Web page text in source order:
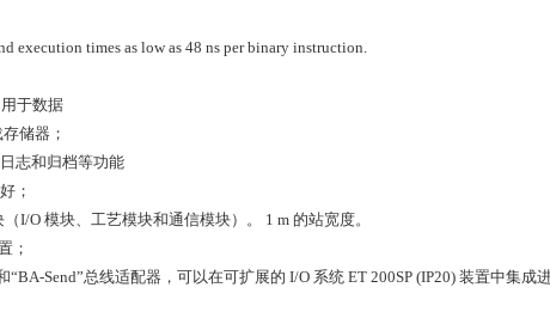
execution times as low as 48 ns per binary instruction.
于数据
储器；
志和归档等功能
；
I/O 模块、工艺模块和通信模块）。 1 m 的站宽度。
；
“BA-Send”总线适配器，可以在可扩展的 I/O 系统 ET 200SP (IP20) 装置中集成